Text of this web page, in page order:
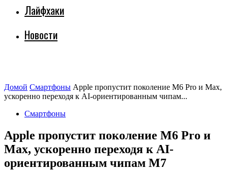
Лайфхаки
Новости
Домой Смартфоны Apple пропустит поколение M6 Pro и Max,
ускоренно переходя к AI-ориентированным чипам...
Смартфоны
Apple пропустит поколение M6 Pro и
Max, ускоренно переходя к AI-
ориентированным чипам M7